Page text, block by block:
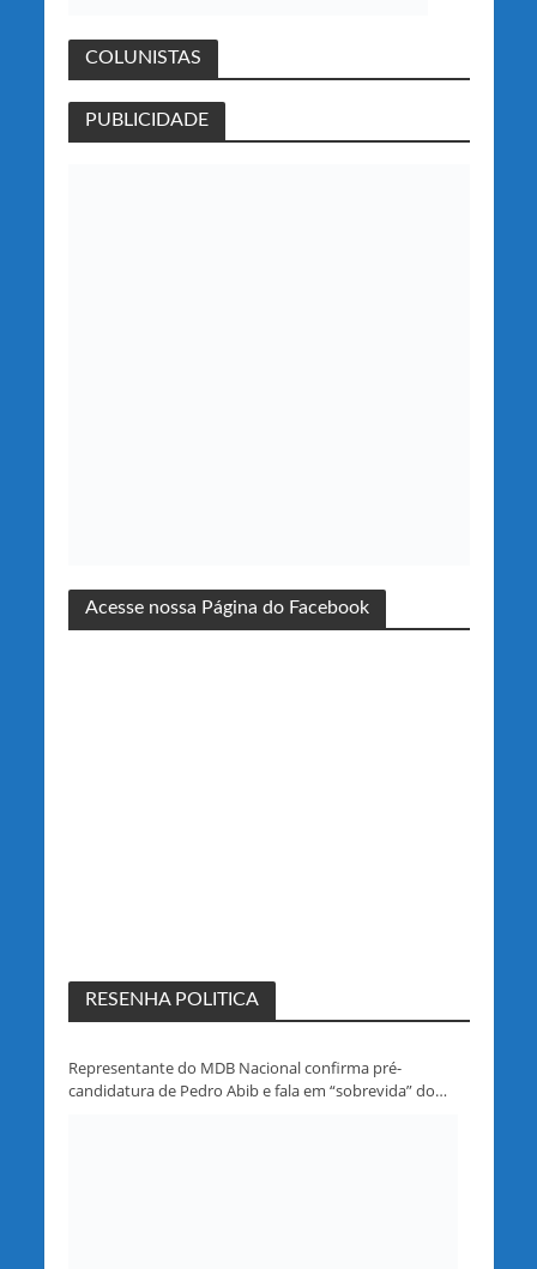
COLUNISTAS
PUBLICIDADE
Acesse nossa Página do Facebook
RESENHA POLITICA
Representante do MDB Nacional confirma pré-
candidatura de Pedro Abib e fala em “sobrevida” do